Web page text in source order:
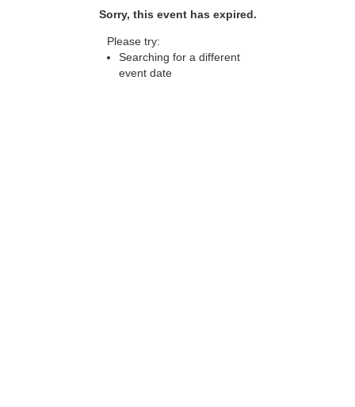
Sorry, this event has expired.
Please try:
Searching for a different
event date